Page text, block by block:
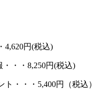
4,620円(税込)
・・・8,250円(税込)
・・・5,400円（税込）